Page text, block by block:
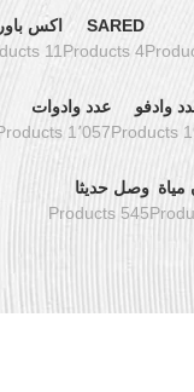
SARED
4 Products
اكس باور
11 Products
وادفو
19
عدد وادوات
1٬057 Products
مياة وصل حديثا
545 Products